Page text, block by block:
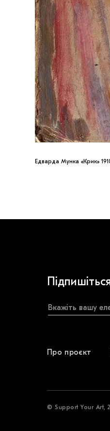
Едварда Мунка «Крик»
Про проєкт
© Support Your Art,